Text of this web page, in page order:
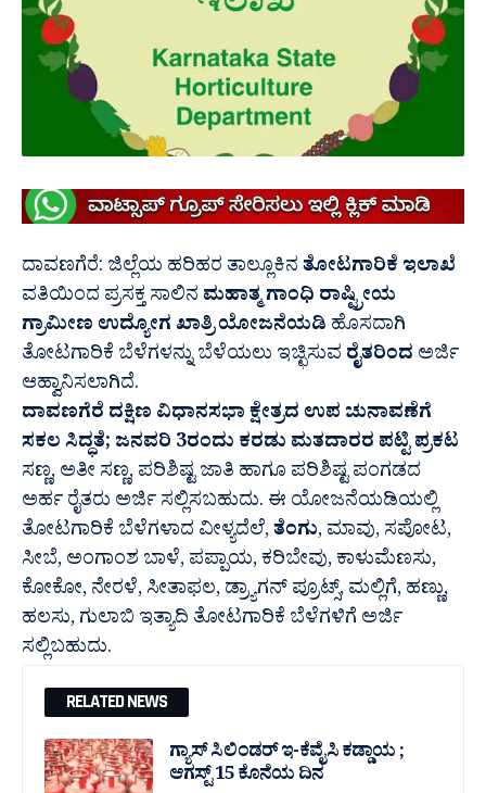
ದಾವಣಗೆರೆ: ಜಿಲ್ಲೆಯ ಹರಿಹರ ತಾಲ್ಲೂಕಿನತೋಟಗಾರಿಕೆ ಇಲಾಖೆ
ವತಿಯಿಂದ ಪ್ರಸಕ್ತ ಸಾಲಿನಮಹಾತ್ಮ ಗಾಂಧಿ ರಾಷ್ಟ್ರೀಯ
ಗ್ರಾಮೀಣ ಉದ್ಯೋಗ ಖಾತ್ರಿ ಯೋಜನೆಯಡಿ ಹೊಸದಾಗಿ
ತೋಟಗಾರಿಕೆ ಬೆಳೆಗಳನ್ನು ಬೆಳೆಯಲು ಇಚ್ಛಿಸುವ ರೈತರಿಂದ ಅರ್ಜಿ
ಆಹ್ವಾನಿಸಲಾಗಿದೆ.
ದಾವಣಗೆರೆ ದಕ್ಷಿಣ ವಿಧಾನಸಭಾ ಕ್ಷೇತ್ರದ ಉಪ ಚುನಾವಣೆಗೆ
ಸಕಲ ಸಿದ್ಧತೆ; ಜನವರಿ 3ರಂದು ಕರಡು ಮತದಾರರ ಪಟ್ಟಿ ಪ್ರಕಟ
ಸಣ್ಣ, ಅತೀ ಸಣ್ಣ, ಪರಿಶಿಷ್ಟ ಜಾತಿ ಹಾಗೂ ಪರಿಶಿಷ್ಟ ಪಂಗಡದ
ಅರ್ಹ ರೈತರು ಅರ್ಜಿ ಸಲ್ಲಿಸಬಹುದು. ಈ ಯೋಜನೆಯಡಿಯಲ್ಲಿ
ತೋಟಗಾರಿಕೆ ಬೆಳೆಗಳಾದ ವೀಳ್ಯದೆಲೆ,ತೆಂಗು, ಮಾವು, ಸಪೋಟ,
ಸೀಬೆ, ಅಂಗಾಂಶ ಬಾಳೆ, ಪಪ್ಪಾಯ, ಕರಿಬೇವು, ಕಾಳುಮೆಣಸು,
ಕೋಕೋ, ನೇರಳೆ, ಸೀತಾಫಲ, ಡ್ರ್ಯಾಗನ್ ಪ್ರೂಟ್ಸ್, ಮಲ್ಲಿಗೆ, ಹಣ್ಣು,
ಹಲಸು, ಗುಲಾಬಿ ಇತ್ಯಾದಿ ತೋಟಗಾರಿಕೆ ಬೆಳೆಗಳಿಗೆ ಅರ್ಜಿ
ಸಲ್ಲಿಬಹುದು.
RELATED NEWS
ಗ್ಯಾಸ್ ಸಿಲಿಂಡರ್ ಇ-ಕೆವೈಸಿ ಕಡ್ಡಾಯ ;
ಆಗಸ್ಟ್ 15 ಕೊನೆಯ ದಿನ